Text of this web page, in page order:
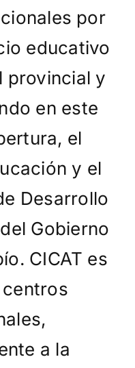
por
educativo
provincial y
en este
el
y el
Desarrollo
Gobierno
CICAT es
a la